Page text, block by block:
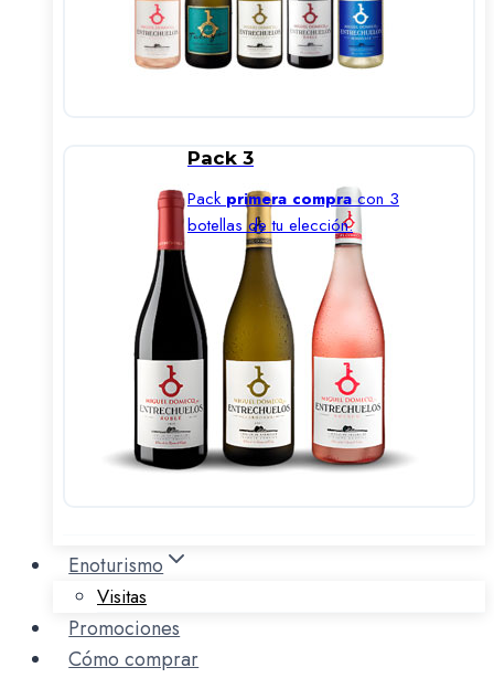
Pack 3
Pack primera compra con 3
botellas de tu elección.
Enoturismo
Visitas
Promociones
Cómo comprar